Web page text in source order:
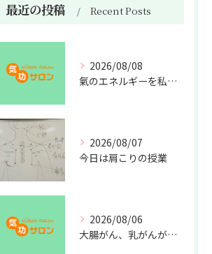
最近の投稿 Recent Posts
2026/08/08
氣のエネルギーを私利私欲のために使うな
2026/08/07
今日は肩こりの授業
2026/08/06
大腸がん、乳がんが増えた理由